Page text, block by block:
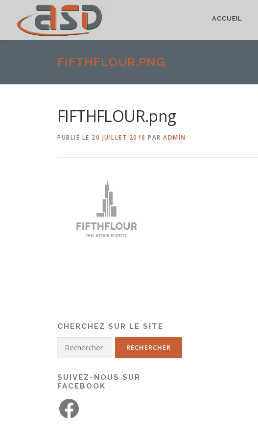
ACCUEIL
FIFTHFLOUR.PNG
FIFTHFLOUR.png
PUBLIÉ LE 20 JUILLET 2018 PAR ADMIN
CHERCHEZ SUR LE SITE
SUIVEZ-NOUS SUR
FACEBOOK